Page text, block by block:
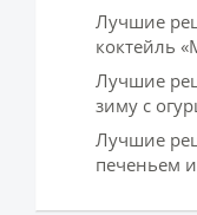
Лучшие
коктейль
Лучшие
зиму с
Лучшие
печеньем